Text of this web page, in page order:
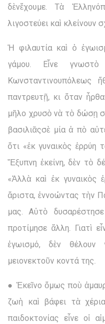
δὲνἔχουμε. Τὰ
λιγοστεύει καὶ κλείνουν
Ἡ φιλαυτία καὶ ὁ
γάμου. Εἶνε
Κωνσταντινουπόλεως
παντρευτῇ, κι ὅταν
μῆλο χρυσὸ νὰ τὸ δώσῃ
βασιλιᾶςσὲ μία ἀ πὸ
ὅτι «ἐκ γυναικὸς ἐρρύη
Ἔξυπνη ἐκείνη, δὲν τὸ
«Ἀλλὰ καὶ ἐκ γυναικὸς
ἄριστα, ἐννοώντας τὴν
μας. Αὐτὸ
προτίμησε ἄλλη. Γιατὶ
ἐγωισμό, δὲν θέλουν
μειονεκτοῦν κοντά της.
● Ἐκεῖνο ὅμως ποὺ
ζωὴ καὶ βάφει τὰ
παιδοκτονίας εἶνε οἱ